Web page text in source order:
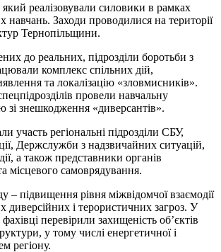
реалізовували силовики в рамках
навчань. Заходи проводилися на території
Тернопільщини.
до реальних, підрозділи боротьби з
комплекс спільних дій,
та локалізацію «зловмисників».
провели навчальну
зі знешкодження «диверсантів».
участь регіональні підрозділи СБУ,
Держслужби з надзвичайних ситуацій,
а також представники органів
місцевого самоврядування.
– підвищення рівня міжвідомчої взаємодії
і терористичних загроз. У
перевірили захищеність об’єктів
у тому числі енергетичної і
регіону.